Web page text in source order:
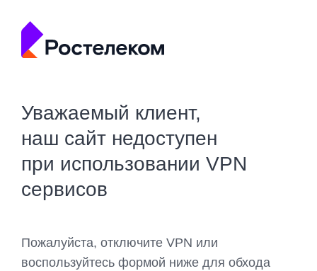
Уважаемый клиент,
наш сайт недоступен
при использовании VPN
сервисов
Пожалуйста, отключите VPN или
воспользуйтесь формой ниже для обхода